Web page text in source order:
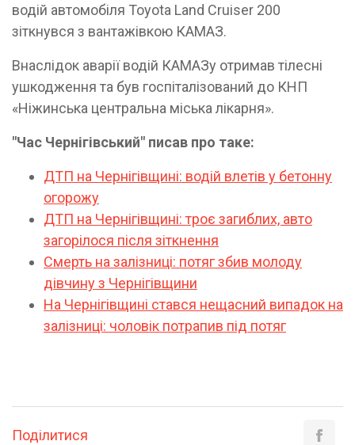
водій автомобіля Toyota Land Cruiser 200
зіткнувся з вантажівкою КАМАЗ.
Внаслідок аварії водій КАМАЗу отримав тілесні
ушкодження та був госпіталізований до КНП
«Ніжинська центральна міська лікарня».
"Час Чернігівський" писав про таке:
ДТП на Чернігівщині: водій влетів у бетонну
огорожу
ДТП на Чернігівщині: троє загиблих, авто
загорілося після зіткнення
Смерть на залізниці: потяг збив молоду
дівчину з Чернігівщини
На Чернігівщині стався нещасний випадок на
залізниці: чоловік потрапив під потяг
Поділитися